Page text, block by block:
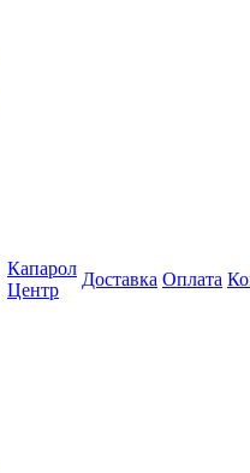
Капарол
Центр
Доставка Оплата